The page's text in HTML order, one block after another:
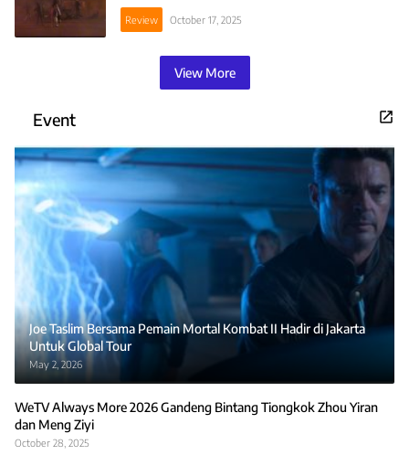
Review October 17, 2025
View More
Event
Joe Taslim Bersama Pemain Mortal Kombat II Hadir di Jakarta
Untuk Global Tour
May 2, 2026
WeTV Always More 2026 Gandeng Bintang Tiongkok Zhou Yiran
dan Meng Ziyi
October 28, 2025